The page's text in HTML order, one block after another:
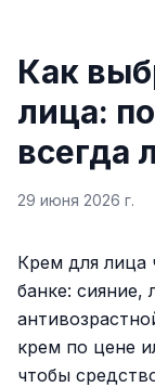
Как
лица:
всегда
29 июня 2026 г.
Крем для лица
банке: сияние,
крем по цене
чтобы